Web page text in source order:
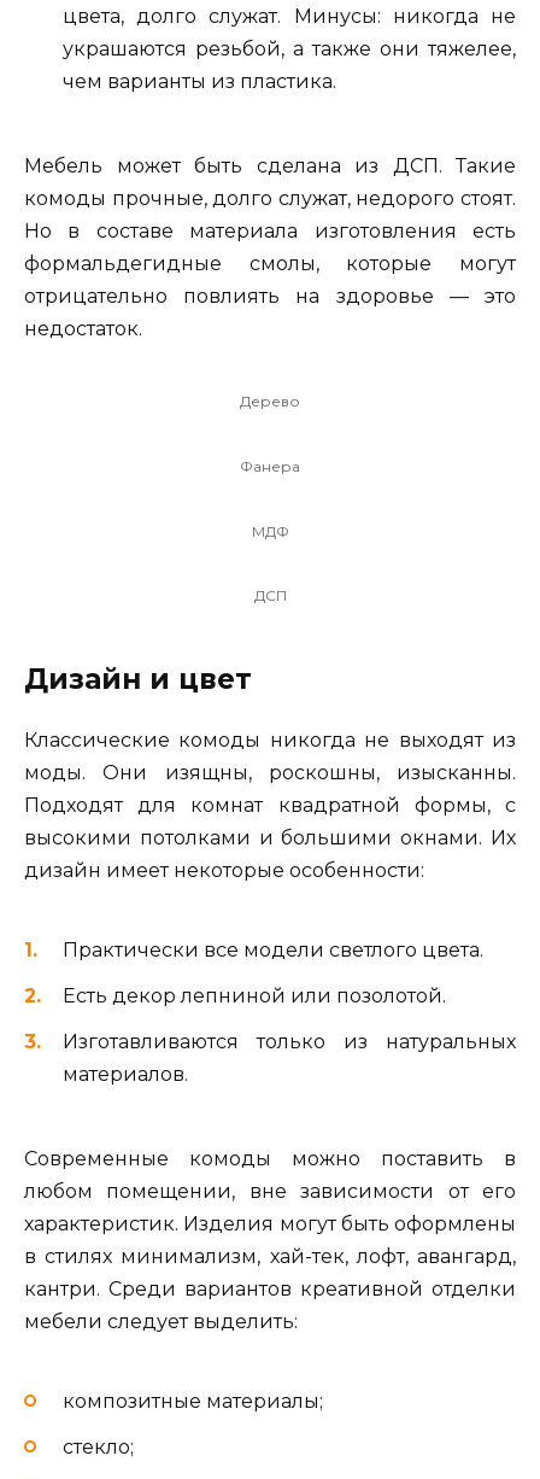
цвета, долго служат. Минусы: никогда не
украшаются резьбой, а также они тяжелее,
чем варианты из пластика.
Мебель может быть сделана из ДСП. Такие
комоды прочные, долго служат, недорого стоят.
Но в составе материала изготовления есть
формальдегидные смолы, которые могут
отрицательно повлиять на здоровье — это
недостаток.
Дерево
Фанера
МДФ
ДСП
Дизайн и цвет
Классические комоды никогда не выходят из
моды. Они изящны, роскошны, изысканны.
Подходят для комнат квадратной формы, с
высокими потолками и большими окнами. Их
дизайн имеет некоторые особенности:
Практически все модели светлого цвета.
Есть декор лепниной или позолотой.
Изготавливаются только из натуральных
материалов.
Современные комоды можно поставить в
любом помещении, вне зависимости от его
характеристик. Изделия могут быть оформлены
в стилях минимализм, хай-тек, лофт, авангард,
кантри. Среди вариантов креативной отделки
мебели следует выделить:
композитные материалы;
стекло;